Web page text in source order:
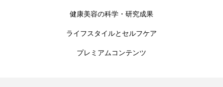
健康美容の科学・研究成果
ライフスタイルとセルフケア
プレミアムコンテンツ